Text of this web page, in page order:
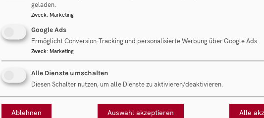
zu entsprechenden Neuaufträgen zu kommen
geladen.
Zweck: Marketing
Google Ads
Ermöglicht Conversion-Tracking und personalisierte Werbung über Google Ads.
Zweck: Marketing
Alle Dienste umschalten
Diesen Schalter nutzen, um alle Dienste zu aktivieren/deaktivieren.
Ablehnen Auswahl akzeptieren Alle